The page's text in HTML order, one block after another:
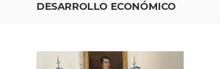
DESARROLLO ECONÓMICO